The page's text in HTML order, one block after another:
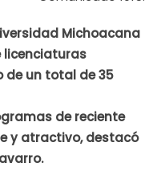
Michoacana
licenciaturas
de un total de 35
de reciente
y atractivo, destacó